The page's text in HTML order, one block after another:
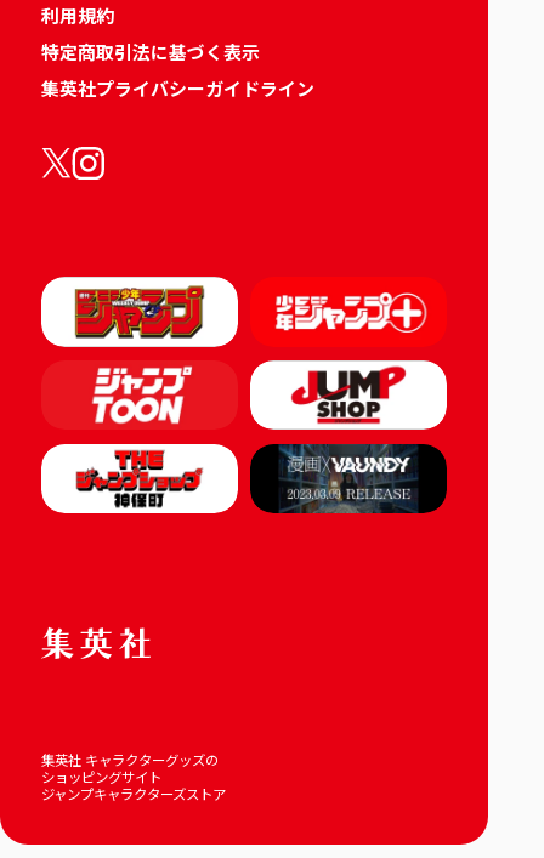
利用規約
特定商取引法に基づく表示
集英社プライバシーガイドライン
集英社 キャラクターグッズの
ショッピングサイト
ジャンプキャラクターズストア